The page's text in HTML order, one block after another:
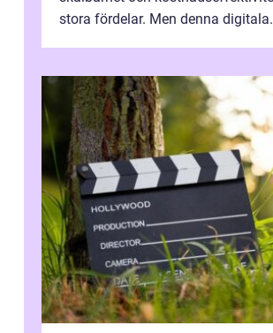
stora fördelar. Men denna digitala